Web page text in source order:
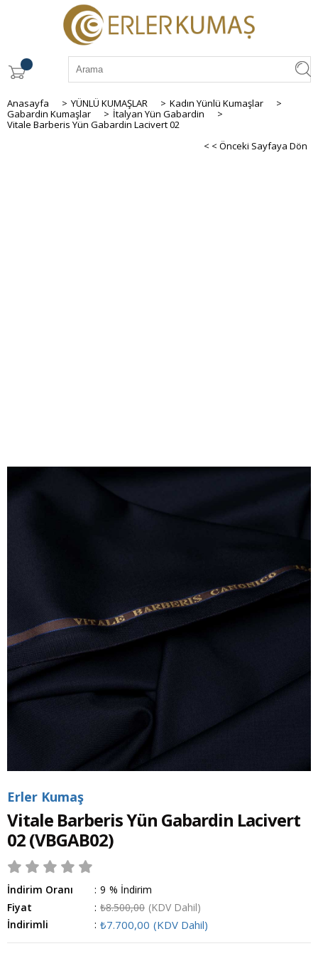
Anasayfa > YÜNLÜ KUMAŞLAR > Kadın Yünlü Kumaşlar
>
Gabardin Kumaşlar
> İtalyan Yün Gabardin
>
Vitale Barberis Yün Gabardin Lacivert 02
< < Önceki Sayfaya Dön
Erler Kumaş
Vitale Barberis Yün Gabardin Lacivert
02(VBGAB02)
İndirim Oranı : %
9
İndirim
Fiyat
: ₺8.500,00 (KDV Dahil)
İndirimli
: ₺7.700,00 (KDV Dahil)